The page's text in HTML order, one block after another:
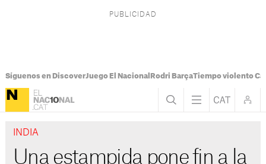
Síguenos en DiscoverJuego El Nacional Rodri BarçaTiempo violento
INDIA
Una estampida pone fin a la